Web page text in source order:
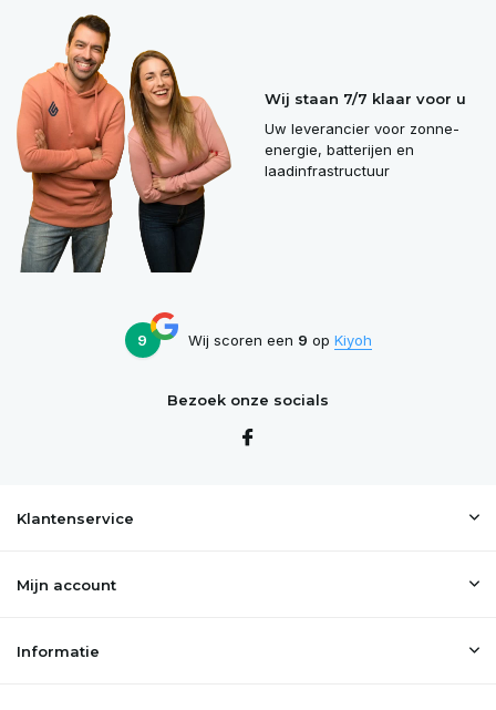
Wij staan 7/7 klaar voor u
Uw leverancier voor zonne-
energie, batterijen en
laadinfrastructuur
9 Wij scoren een 9 op Kiyoh
Bezoek onze socials
Klantenservice
Mijn account
Informatie